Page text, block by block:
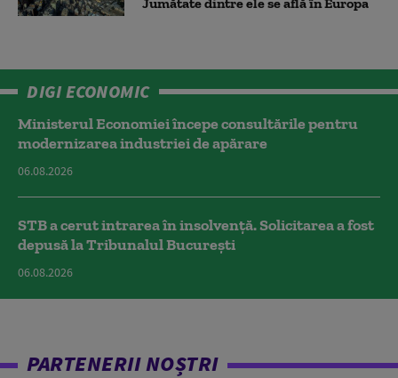
DIGI ECONOMIC
Ministerul Economiei începe consultările pentru
modernizarea industriei de apărare
06.08.2026
STB a cerut intrarea în insolvență. Solicitarea a fost
depusă la Tribunalul București
06.08.2026
PARTENERII NOȘTRI